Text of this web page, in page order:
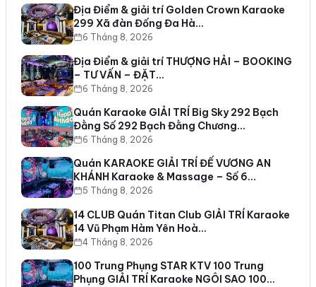
Địa Điểm & giải trí Golden Crown Karaoke
299 Xã đàn Đống Đa Hà…
6 Tháng 8, 2026
Địa Điểm & giải trí THƯỢNG HẢI – BOOKING
– TƯ VẤN – ĐẶT…
6 Tháng 8, 2026
Quán Karaoke GIẢI TRÍ Big Sky 292 Bạch
Đằng Số 292 Bạch Đằng Chương…
6 Tháng 8, 2026
Quán KARAOKE GIẢI TRÍ ĐẾ VƯƠNG AN
KHÁNH Karaoke & Massage – Số 6…
5 Tháng 8, 2026
14 CLUB Quán Titan Club GIẢI TRÍ Karaoke
14 Vũ Phạm Hàm Yên Hoà…
4 Tháng 8, 2026
100 Trung Phụng STAR KTV 100 Trung
Phụng GIẢI TRÍ Karaoke NGÔI SAO 100…